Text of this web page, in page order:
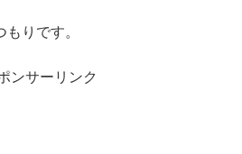
りです。
ンサーリンク